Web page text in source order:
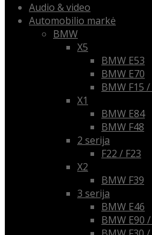
Audio & video
Automobilio markė
BMW
X5
BMW E53
BMW E70
BMW F15 /
X1
BMW E84
BMW F48
2 serija
F22 / F23
X2
BMW F39
3 serija
BMW E46
BMW E90